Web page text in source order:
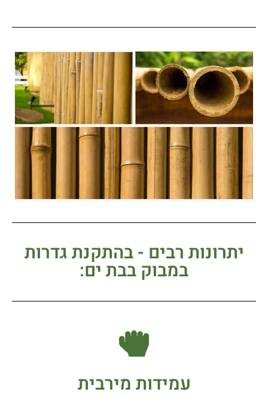
יתרונות רבים - בהתקנת גדרות
במבוק בבת ים:
עמידות מירבית